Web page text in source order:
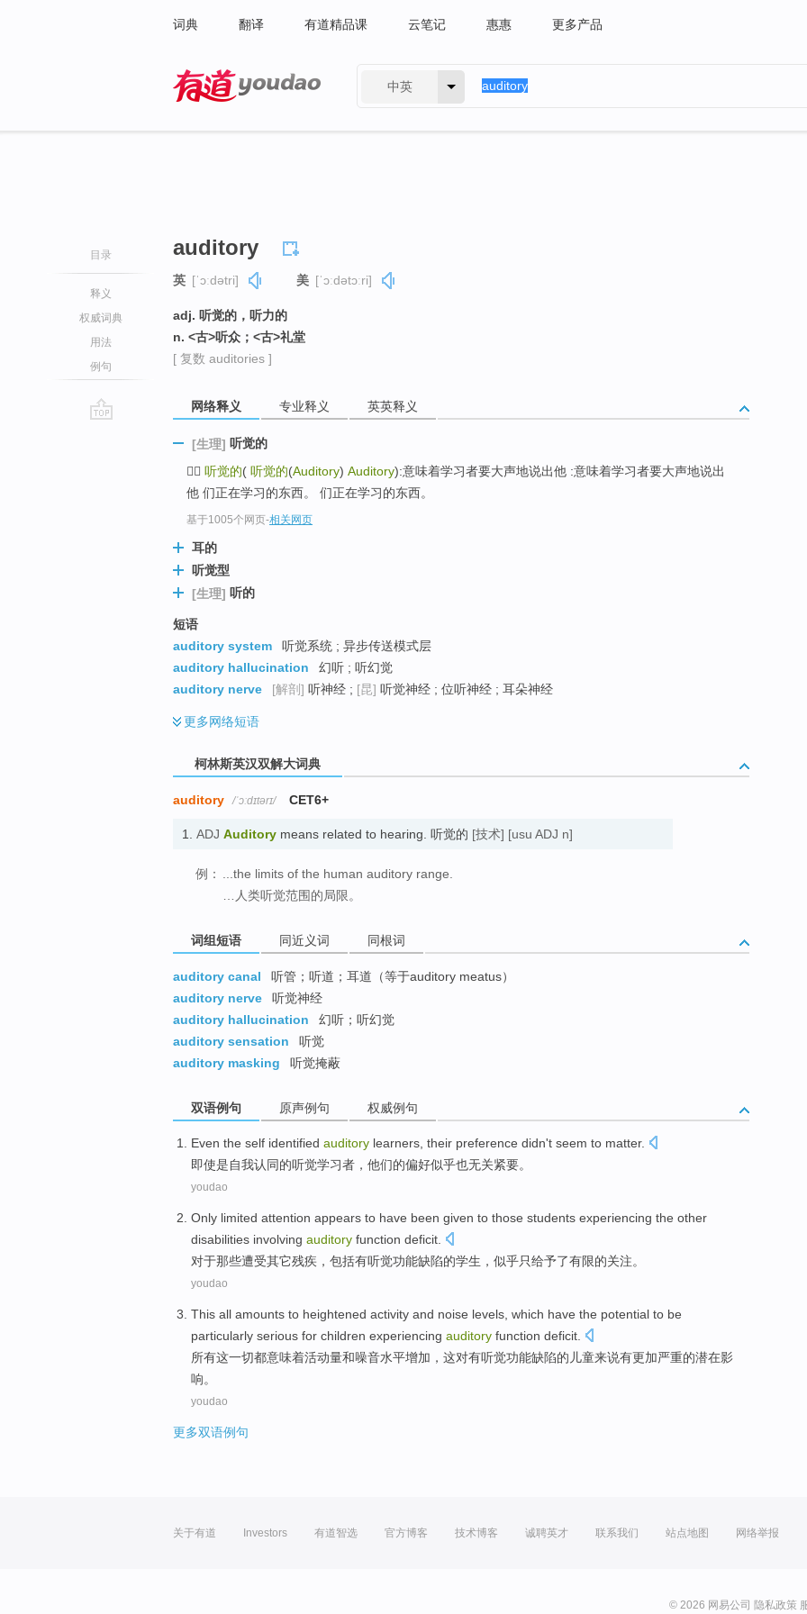
词典 翻译 有道精品课 云笔记 惠惠 更多产品
中英
目录
释义
权威词典
用法
例句
auditory
英 [ˈɔːdətri] 美 [ˈɔːdətɔːri]
adj. 听觉的，听力的
n. <古>听众；<古>礼堂
[ 复数 auditories ]
网络释义 专业释义 英英释义
[生理] 听觉的
 听觉的( 听觉的(Auditory) Auditory):意味着学习者要大声地说出他 :意味着学习者要大声地说出
他 们正在学习的东西。 们正在学习的东西。
基于1005个网页-相关网页
耳的
听觉型
[生理] 听的
短语
auditory system
听觉系统 ; 异步传送模式层
auditory hallucination
幻听 ; 听幻觉
auditory nerve
[解剖] 听神经 ; [昆] 听觉神经 ; 位听神经 ; 耳朵神经
更多网络短语
柯林斯英汉双解大词典
auditory /ˈɔːdɪtərɪ/ CET6+
1. ADJ Auditory means related to hearing. 听觉的 [技术] [usu ADJ n]
例：
...the limits of the human auditory range.
…人类听觉范围的局限。
词组短语 同近义词 同根词
auditory canal
听管；听道；耳道（等于auditory meatus）
auditory nerve
听觉神经
auditory hallucination
幻听；听幻觉
auditory sensation
听觉
auditory masking
听觉掩蔽
双语例句 原声例句 权威例句
Even the self identified auditory learners, their preference didn't seem to matter.
即使是自我认同的听觉学习者 ， 他们的偏好似乎也无关紧要。
youdao
Only limited attention appears to have been given to those students experiencing the other
disabilities involving auditory function deficit
对于那些遭受其它残疾 ， 包括有听觉功能缺陷的学生 ， 似乎只给予了有限的关注。
youdao
This all amounts to heightened activity and noise levels which have the potential to be
particularly serious for children experiencing auditory function deficit
所有这一切都意味着活动量和噪音水平增加， 这对有听觉功能缺陷的 儿童来说有更加严重的潜在影
响。
youdao
更多双语例句
关于有道 Investors 有道智选 官方博客 技术博客 诚聘英才 联系我们 站点地图 网络举报
© 2026 网易公司 隐私政策